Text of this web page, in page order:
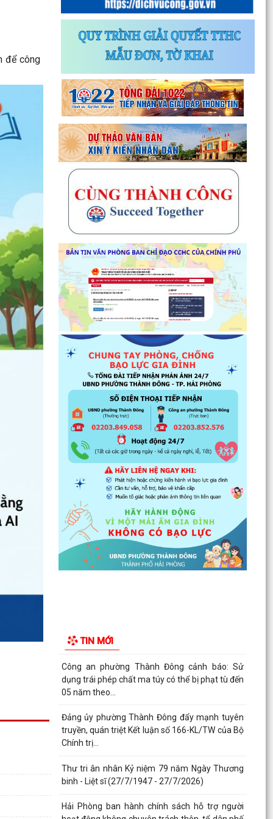
để công
TIN MỚI
Thông báo về chương trình thu hồi để kiểm tra,
khắc phục sự cố các dòng xe mô tô Honda
CB1000...
Kết quả Kỳ họp thứ 3 HĐND thành phố Hải
Phòng khóa XIV, nhiệm kỳ 2021 - 2026
Khai thác tài liệu số và Chatbox AI trợi giúp pháp
luật
Đẩy mạnh tuyên truyền thực hiện Chương trình
hành động của Thành ủy về xây dựng và hoàn
thiện nhà...
Tăng cường các giải pháp đấu tranh, ngăn chặn
và xử lý hành vi xâm phạm quyền sở hữu trí tuệ
Ủy ban nhân dân phường Thành Đông thông
báo về việc chấm dứt hoạt động kinh doanh tại
Đảng ủy phường Thành Đông đẩy mạnh tuyên
truyền, thực hiện Nghị quyết số 27-NQ/TW về
xây dựng và...
Phường Thành Đông tăng cương phân loại chất
thải rắn sinh hoạt tại nguồn: Hành động nhỏ, ý
nghĩa...
Phường Thành Đông tuyên truyền chương trình
và triển...
Công an phường Thành Đông cảnh báo: Sử
dụng trái phép chất ma túy có thể bị phạt tù đến
05 năm theo...
Đảng ủy phường Thành Đông đẩy mạnh tuyên
truyền, quán triệt Kết luận số 166-KL/TW của Bộ
Chính trị...
Thư tri ân nhân Kỷ niệm 79 năm Ngày Thương
binh - Liệt sĩ (27/7/1947 - 27/7/2026)
Hải Phòng ban hành chính sách hỗ trợ người